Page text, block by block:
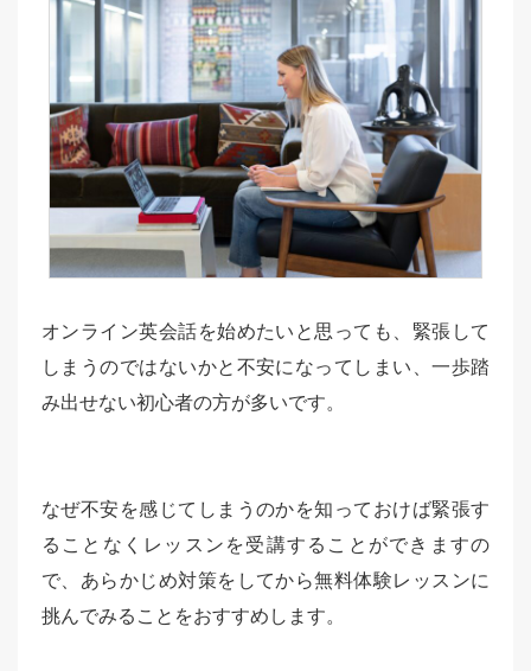
オンライン英会話を始めたいと思っても、緊張して
しまうのではないかと不安になってしまい、一歩踏
み出せない初心者の方が多いです。
なぜ不安を感じてしまうのかを知っておけば緊張す
ることなくレッスンを受講することができますの
で、あらかじめ対策をしてから無料体験レッスンに
挑んでみることをおすすめします。